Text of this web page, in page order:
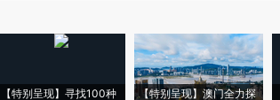
【特别呈现】寻找100种
【特别呈现】澳门全力探